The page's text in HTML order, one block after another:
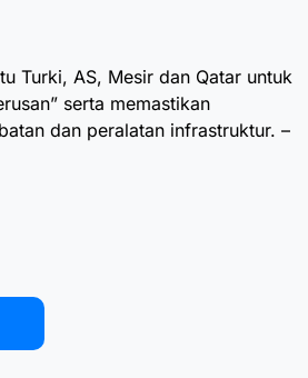
Turki, AS, Mesir dan Qatar untuk
serta memastikan
dan peralatan infrastruktur. –